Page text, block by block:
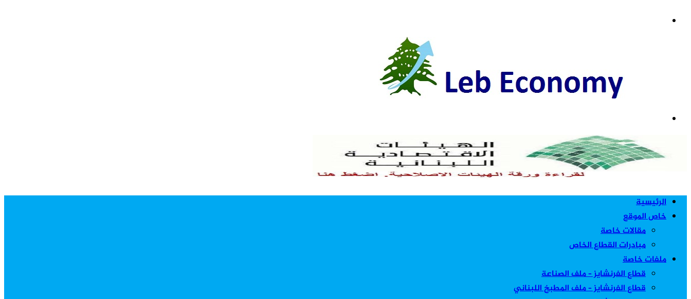
الرئيسية
خاص الموقع
مقالات خاصة
مبادرات القطاع الخاص
ملفات خاصة
قطاع الفرنشايز – ملف الصناعة
قطاع الفرنشايز – ملف المطبخ اللبناني